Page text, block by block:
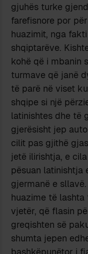
gjuhës turke
farefisnore por
huazimit, nga
shqiptarëve.
kohë që i mbanin
turmave që janë
të parë në viset
shqipe si një
latinishtes dhe të
gjerësisht jep
cilit pas gjithë
jetë ilirishtja, e
pësuan latinishtja
gjermanë e
huazime të
vjetër, që flasin
greqishten së
shumta jepen